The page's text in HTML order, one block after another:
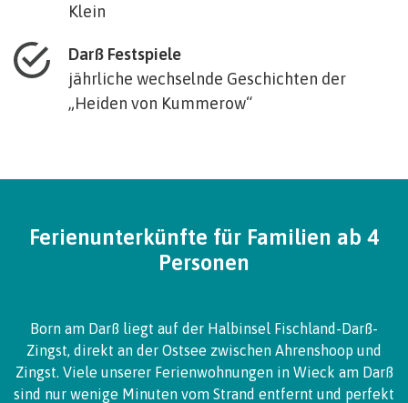
Klein
Darß Festspiele
jährliche wechselnde Geschichten der
„Heiden von Kummerow“
Ferienunterkünfte für Familien ab 4
Personen
Born am Darß liegt auf der Halbinsel Fischland-Darß-
Zingst, direkt an der Ostsee zwischen Ahrenshoop und
Zingst. Viele unserer Ferienwohnungen in Wieck am Darß
sind nur wenige Minuten vom Strand entfernt und perfekt